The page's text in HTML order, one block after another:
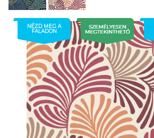
NÉZD MEG A
FALADON